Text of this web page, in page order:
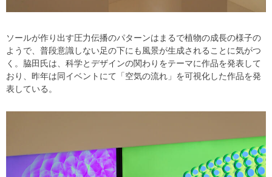
ソールが作り出す圧力伝播のパターンはまるで植物の成長の様子の
ようで、普段意識しない足の下にも風景が生成されることに気がつ
く。脇田氏は、科学とデザインの関わりをテーマに作品を発表して
おり、昨年は同イベントにて「空気の流れ」を可視化した作品を発
表している。